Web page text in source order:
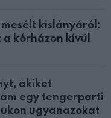
kislányáról:
kórházon kívül
akiket
egy tengerparti
ugyanazokat